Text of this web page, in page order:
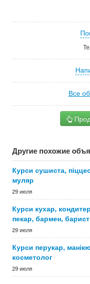
Все
Другие похожие
Курси сушиста,
муляр
29 июля
Курси кухар,
пекар, бармен, барист
29 июля
Курси перукар,
косметолог
29 июля